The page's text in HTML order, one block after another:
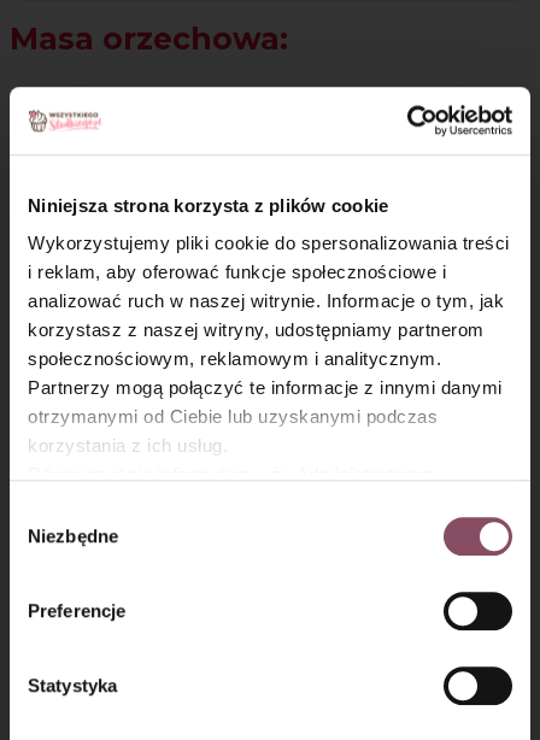
Niniejsza strona korzysta z plików cookie
Wykorzystujemy pliki cookie do spersonalizowania treści
i reklam, aby oferować funkcje społecznościowe i
analizować ruch w naszej witrynie. Informacje o tym, jak
korzystasz z naszej witryny, udostępniamy partnerom
społecznościowym, reklamowym i analitycznym.
Partnerzy mogą połączyć te informacje z innymi danymi
otrzymanymi od Ciebie lub uzyskanymi podczas
korzystania z ich usług.
Gdańsk (80-339) adres: Dickmana 14/15 więcej
informacji o przetwarzaniu danych osobowych oraz
Polityce
prywatności.
zgody
Niezbędne
Preferencje
Statystyka
Masa orzechowa:
Krok 6
Masło, miód i cukier rozpuść w rondelku. Dodaj posiekane
minutę, mieszając.
Następnie rozłóż równomiernie na trzecim,surowym blacie
ciasta. Wstaw do piekarnika i piecz przez około 12-14 minut
do zrumienienia.
×